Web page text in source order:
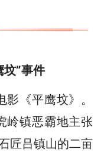
坟”事件
《平鹰坟》。
岭镇恶霸地主张
匠吕镇山的二亩